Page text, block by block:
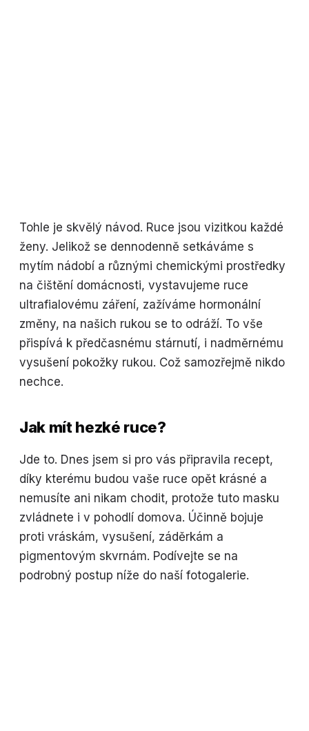
Tohle je skvělý návod. Ruce jsou vizitkou každé
ženy. Jelikož se dennodenně setkáváme s
mytím nádobí a různými chemickými prostředky
na čištění domácnosti, vystavujeme ruce
ultrafialovému záření, zažíváme hormonální
změny, na našich rukou se to odráží. To vše
přispívá k předčasnému stárnutí, i nadměrnému
vysušení pokožky rukou. Což samozřejmě nikdo
nechce.
Jak mít hezké ruce?
Jde to. Dnes jsem si pro vás připravila recept,
díky kterému budou vaše ruce opět krásné a
nemusíte ani nikam chodit, protože tuto masku
zvládnete i v pohodlí domova. Účinně bojuje
proti vráskám, vysušení, záděrkám a
pigmentovým skvrnám. Podívejte se na
podrobný postup níže do naší fotogalerie.